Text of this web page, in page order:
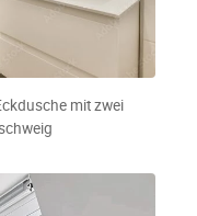
mit zwei